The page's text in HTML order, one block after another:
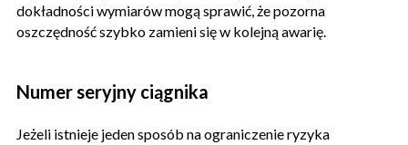
dokładności wymiarów mogą sprawić, że pozorna
oszczędność szybko zamieni się w kolejną awarię.
Numer seryjny ciągnika
Jeżeli istnieje jeden sposób na ograniczenie ryzyka